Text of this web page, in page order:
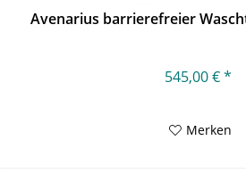
Avenarius barrierefreier
545,00 € *
Merken